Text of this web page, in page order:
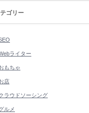
ゴリー
ライター
もちゃ
店
ラウドソーシング
ルメ